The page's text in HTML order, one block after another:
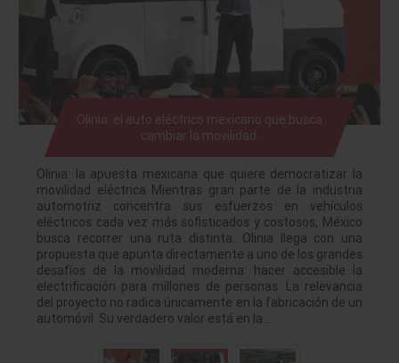
Olinia: el auto eléctrico mexicano que busca
cambiar la movilidad.
Olinia: la apuesta mexicana que quiere democratizar la
movilidad eléctrica Mientras gran parte de la industria
automotriz concentra sus esfuerzos en vehículos
eléctricos cada vez más sofisticados y costosos, México
busca recorrer una ruta distinta. Olinia llega con una
propuesta que apunta directamente a uno de los grandes
desafíos de la movilidad moderna: hacer accesible la
electrificación para millones de personas. La relevancia
del proyecto no radica únicamente en la fabricación de un
automóvil. Su verdadero valor está en la…